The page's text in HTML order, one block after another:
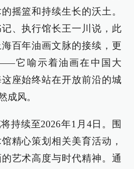
摇篮和持续生长的沃土。
记、执行馆长王一川说，此
百年油画文脉的接续，更
它喻示着油画在中国大
座始终站在开放前沿的城
成风。
持续至2026年1月4日。围
精心策划相关美育活动，
艺术高度与时代精神。通